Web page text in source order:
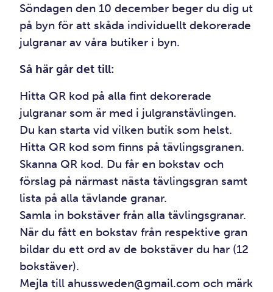
Söndagen den 10 december beger du dig ut
på byn för att skåda individuellt dekorerade
julgranar av våra butiker i byn.
Så här går det till:
Hitta QR kod på alla fint dekorerade
julgranar som är med i julgranstävlingen.
Du kan starta vid vilken butik som helst.
Hitta QR kod som finns på tävlingsgranen.
Skanna QR kod. Du får en bokstav och
förslag på närmast nästa tävlingsgran samt
lista på alla tävlande granar.
Samla in bokstäver från alla tävlingsgranar.
När du fått en bokstav från respektive gran
bildar du ett ord av de bokstäver du har (12
bokstäver).
Mejla till ahussweden@gmail.com och märk